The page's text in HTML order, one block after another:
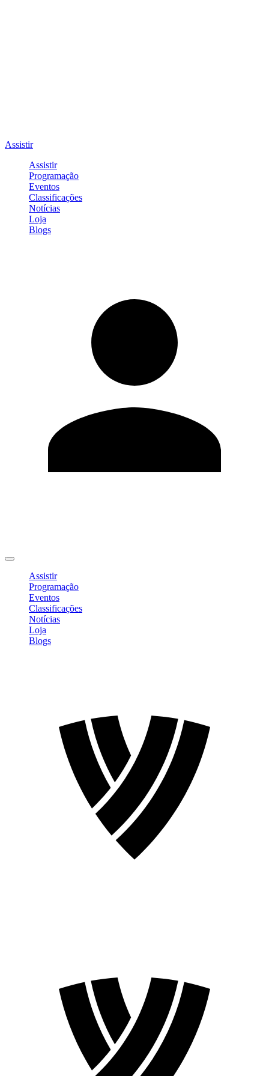
Assistir
Assistir
Programação
Eventos
Classificações
Notícias
Loja
Blogs
Assistir
Programação
Eventos
Classificações
Notícias
Loja
Blogs